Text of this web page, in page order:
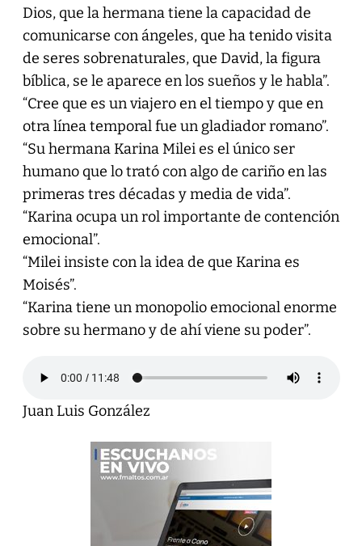
Dios, que la hermana tiene la capacidad de
comunicarse con ángeles, que ha tenido visita
de seres sobrenaturales, que David, la figura
bíblica, se le aparece en los sueños y le habla”.
“Cree que es un viajero en el tiempo y que en
otra línea temporal fue un gladiador romano”.
“Su hermana Karina Milei es el único ser
humano que lo trató con algo de cariño en las
primeras tres décadas y media de vida”.
“Karina ocupa un rol importante de contención
emocional”.
“Milei insiste con la idea de que Karina es
Moisés”.
“Karina tiene un monopolio emocional enorme
sobre su hermano y de ahí viene su poder”.
Juan Luis González